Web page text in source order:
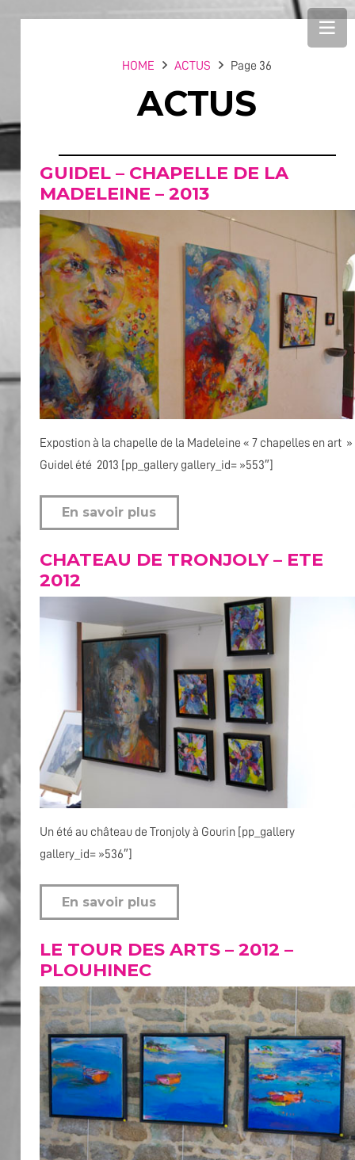
HOME ACTUS Page 36
ACTUS
GUIDEL – CHAPELLE DE LA
MADELEINE – 2013
Expostion à la chapelle de la Madeleine « 7 chapelles en art »
Guidel été 2013 [pp_gallery gallery_id= »553″]
En savoir plus
CHATEAU DE TRONJOLY – ETE
2012
Un été au château de Tronjoly à Gourin [pp_gallery
gallery_id= »536″]
En savoir plus
LE TOUR DES ARTS – 2012 –
PLOUHINEC